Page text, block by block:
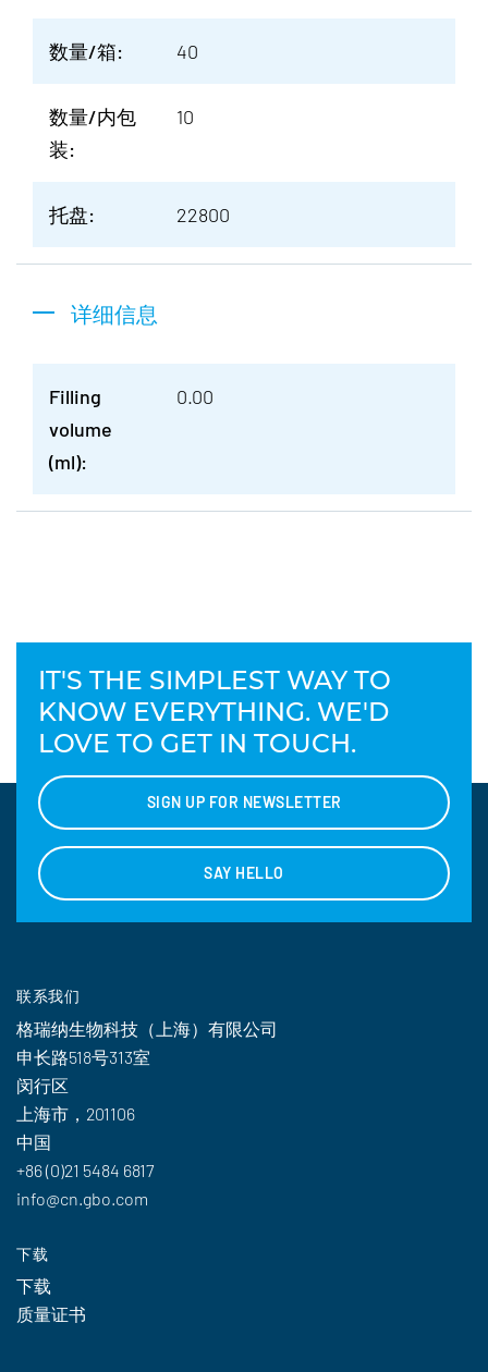
数量/箱: 40
数量/内包
装:
10
托盘: 22800
详细信息
Filling
volume
(ml):
0.00
IT'S THE SIMPLEST WAY TO
KNOW EVERYTHING. WE'D
LOVE TO GET IN TOUCH.
SIGN UP FOR NEWSLETTER
SAY HELLO
联系我们
格瑞纳生物科技（上海）有限公司
申长路518号313室
闵行区
上海市，201106
中国
+86 (0)21 5484 6817
info@cn.gbo.com
下载
下载
质量证书